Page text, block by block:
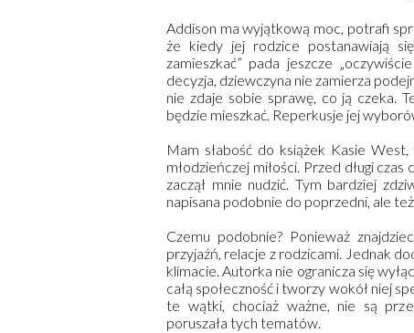
Addison ma wyjątkową moc, potrafi
że kiedy jej rodzice postanawiają
zamieszkać” pada jeszcze
decyzja, dziewczyna nie zamierza
nie zdaje sobie sprawę, co ją czeka.
będzie mieszkać. Reperkusje jej
Mam słabość do książek Kasie
młodzieńczej miłości. Przed długi
zaczął mnie nudzić. Tym bardziej
napisana podobnie do poprzedni, ale
Czemu podobnie? Ponieważ
przyjaźń, relacje z rodzicami. Jednak
klimacie. Autorka nie ogranicza się
całą społeczność i tworzy wokół niej
te wątki, chociaż ważne, nie są
poruszała tych tematów.